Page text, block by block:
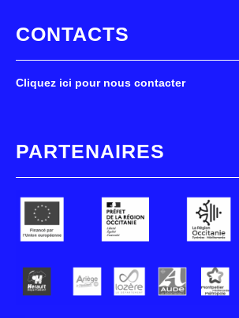
CONTACTS
Cliquez ici pour nous contacter
PARTENAIRES